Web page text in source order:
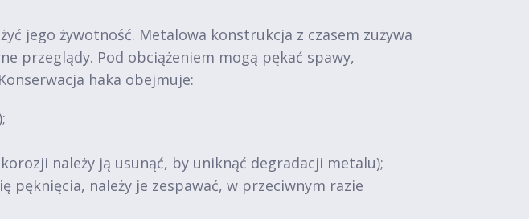
jego żywotność. Metalowa konstrukcja z czasem zużywa
przeglądy. Pod obciążeniem mogą pękać spawy,
haka obejmuje:
należy ją usunąć, by uniknąć degradacji metalu);
należy je zespawać, w przeciwnym razie